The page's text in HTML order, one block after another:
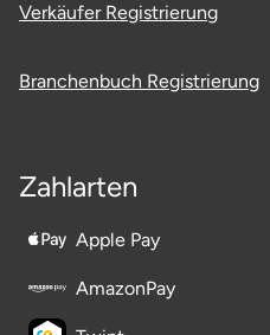
Verkäufer Registrierung
Branchenbuch Registrierung
Zahlarten
Apple Pay
AmazonPay